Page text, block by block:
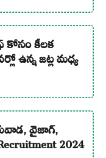
కోసం కీలక
ఉన్న జట్ల మధ్య
వైజాగ్,
2024